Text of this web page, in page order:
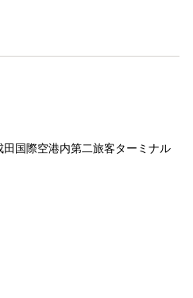
国際空港内第二旅客ターミナル